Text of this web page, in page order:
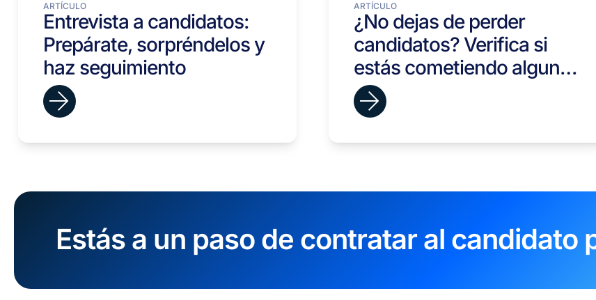
ARTÍCULO
Entrevista a candidatos:
Prepárate, sorpréndelos y
haz seguimiento
ARTÍCULO
¿No dejas de perder
candidatos? Verifica si
estás cometiendo alguno
de estos errores
Estás a un paso de contratar al candidato